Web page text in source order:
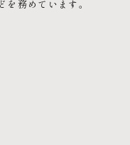
務めています。